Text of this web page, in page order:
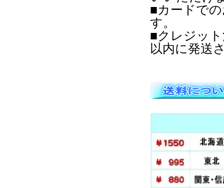
■カードで
す。
■クレジッ
以内に発送